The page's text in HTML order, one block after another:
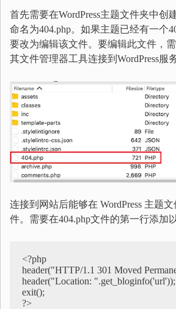
首先需要在WordPress主题文件夹中创
命名为404.php。如果主题已经有一个
要改为编辑该文件。要编辑此文件，
其文件管理器工具连接到WordPress服
连接到网站后能够在 WordPress 主题
件。需要在404.php文件的第一行添加
<?php
header("HTTP/1.1 301 Moved
header("Location: ".get_bloginfo('url'));
exit();
?>